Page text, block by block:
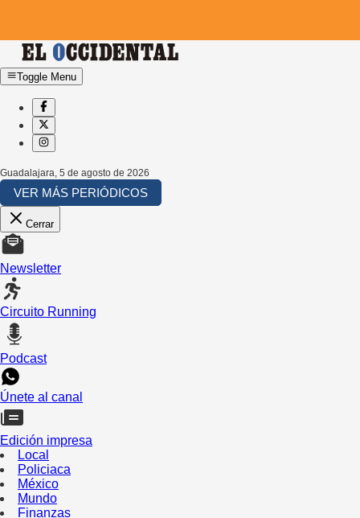
Toggle Menu
Guadalajara, 5 de agosto de 2026
VER MÁS PERIÓDICOS
Cerrar
Newsletter
Circuito Running
Podcast
Únete al canal
Edición impresa
Local
Policiaca
México
Mundo
Finanzas